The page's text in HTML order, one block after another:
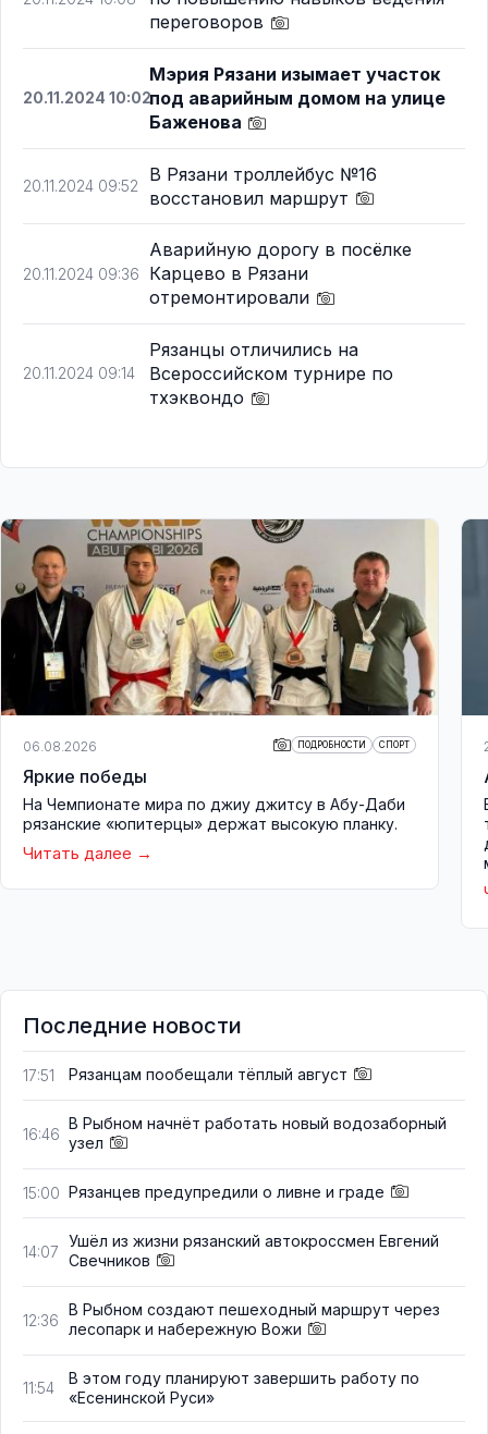
переговоров
20.11.2024 10:02
Мэрия Рязани изымает участок
под аварийным домом на улице
Баженова
20.11.2024 09:52
В Рязани троллейбус №16
восстановил маршрут
20.11.2024 09:36
Аварийную дорогу в посёлке
Карцево в Рязани
отремонтировали
20.11.2024 09:14
Рязанцы отличились на
Всероссийском турнире по
тхэквондо
06.08.2026 ПОДРОБНОСТИ СПОРТ
Яркие победы
На Чемпионате мира по джиу джитсу в Абу-Даби
рязанские «юпитерцы» держат высокую планку.
Читать далее
Последние новости
17:51 Рязанцам пообещали тёплый август
16:46
В Рыбном начнёт работать новый водозаборный
узел
15:00 Рязанцев предупредили о ливне и граде
14:07
Ушёл из жизни рязанский автокроссмен Евгений
Свечников
12:36
В Рыбном создают пешеходный маршрут через
лесопарк и набережную Вожи
11:54
В этом году планируют завершить работу по
«Есенинской Руси»